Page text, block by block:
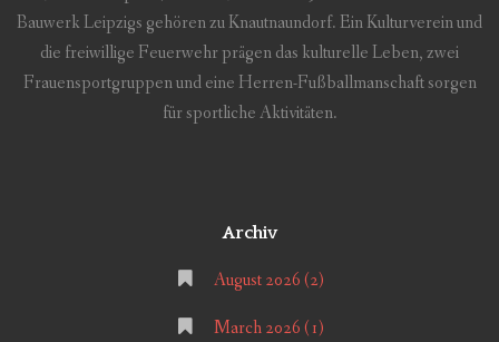
Bauwerk Leipzigs gehören zu Knautnaundorf. Ein Kulturverein und
die freiwillige Feuerwehr prägen das kulturelle Leben, zwei
Frauensportgruppen und eine Herren-Fußballmanschaft sorgen
für sportliche Aktivitäten.
Archiv
August 2026(2)
March 2026(1)